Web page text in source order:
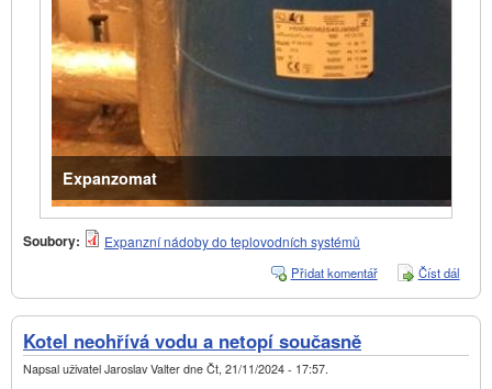
Expanzomat
Soubory: Expanzní nádoby do teplovodních systémů
Číst dál
dům
stav
Přidat komentář
Kotel neohřívá vodu a netopí současně
Napsal uživatel Jaroslav Valter dne Čt, 21/11/2024 - 17:57